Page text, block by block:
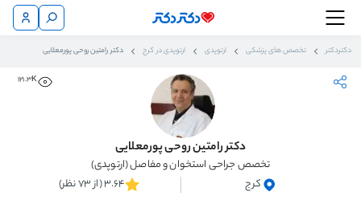
دکتردکتر تخصص های پزشکی ارتوپدی ارتوپدی در کرج دکتر رامتین روحی پورمعلایی
121.3K
دکتر رامتین روحی پورمعلایی
تخصص جراحی استخوان و مفاصل (ارتوپدی)
کرج
3.64 (از 73 نظر)